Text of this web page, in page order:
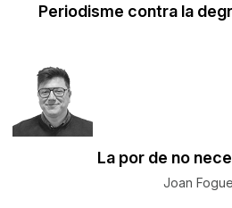
Periodisme contra la
La por de no
Joan